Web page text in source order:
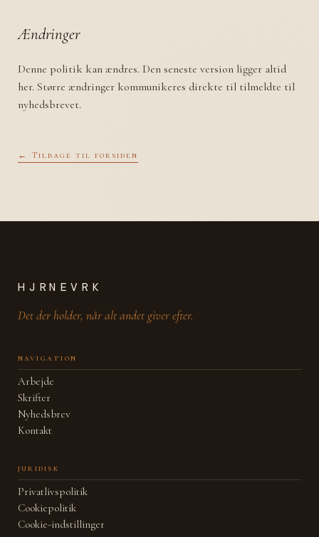
Ændringer
Denne politik kan ændres. Den seneste version ligger altid
her. Større ændringer kommunikeres direkte til tilmeldte til
nyhedsbrevet.
← Tilbage til forsiden
HJRNEVRK
Det der holder, når alt andet giver efter.
navigation
Arbejde
Skrifter
Nyhedsbrev
Kontakt
juridisk
Privatlivspolitik
Cookiepolitik
Cookie-indstillinger